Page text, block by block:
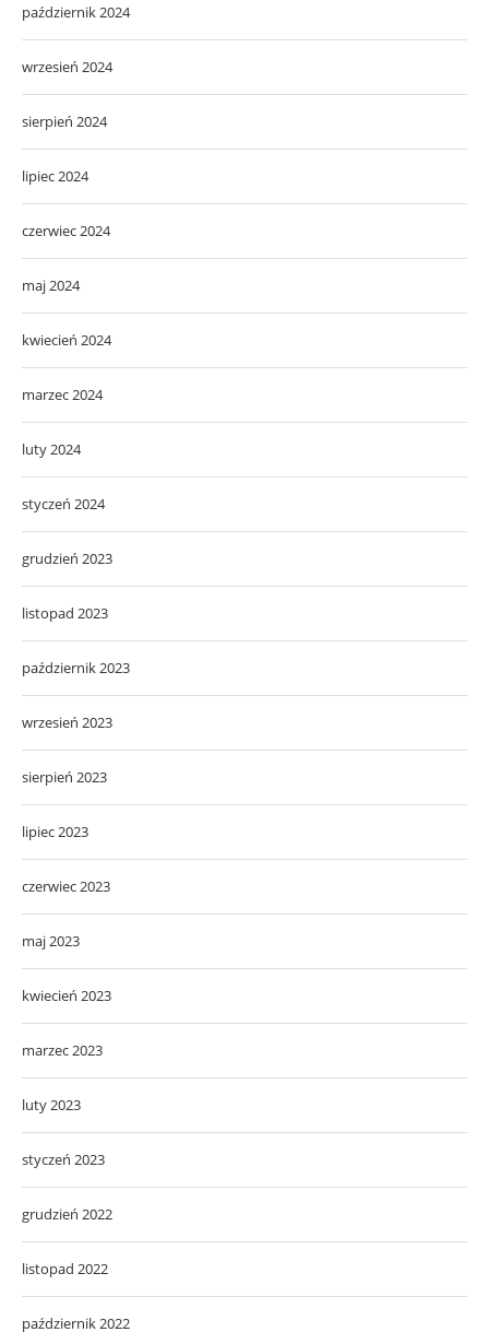
październik 2024
wrzesień 2024
sierpień 2024
lipiec 2024
czerwiec 2024
maj 2024
kwiecień 2024
marzec 2024
luty 2024
styczeń 2024
grudzień 2023
listopad 2023
październik 2023
wrzesień 2023
sierpień 2023
lipiec 2023
czerwiec 2023
maj 2023
kwiecień 2023
marzec 2023
luty 2023
styczeń 2023
grudzień 2022
listopad 2022
październik 2022